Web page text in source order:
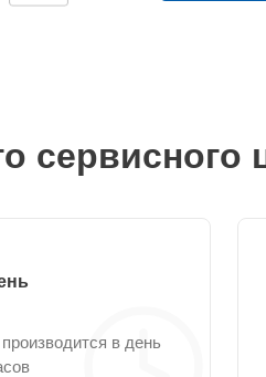
сервисного
в день